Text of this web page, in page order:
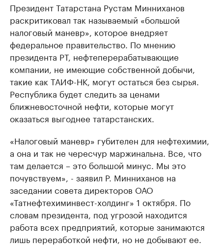
Президент Татарстана Рустам Минниханов
раскритиковал так называемый «большой
налоговый маневр», которое внедряет
федеральное правительство. По мнению
президента РТ, нефтеперерабатывающие
компании, не имеющие собственной добычи,
такие как ТАИФ-НК, могут остаться без сырья.
Республика будет следить за ценами
ближневосточной нефти, которые могут
оказаться выгоднее татарстанских.
«Налоговый маневр» губителен для нефтехимии,
а она и так не чересчур маржинальна. Все, что
там делается – это большой минус. Мы это
почувствуем», - заявил Р. Минниханов на
заседании совета директоров ОАО
«Татнефтехиминвест-холдинг» 1 октября. По
словам президента, под угрозой находится
работа всех предприятий, которые занимаются
лишь переработкой нефти, но не добывают ее.